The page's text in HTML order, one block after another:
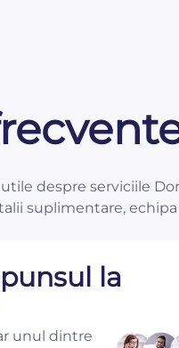
despre serviciile
suplimentare, echipa
la
unul dintre